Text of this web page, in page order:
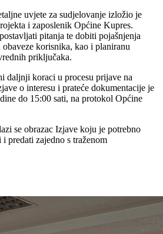
uvjete za sudjelovanje izložio je
i zaposlenik Općine Kupres.
pitanja te dobiti pojašnjenja
korisnika, kao i planiranu
priključaka.
daljnji koraci u procesu prijave na
o interesu i prateće dokumentacije je
do 15:00 sati, na protokol Općine
se obrazac Izjave koju je potrebno
predati zajedno s traženom